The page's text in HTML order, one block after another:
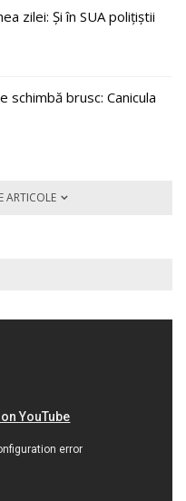
zilei: Și în SUA polițiștii
schimbă brusc: Canicula
ARTICOLE